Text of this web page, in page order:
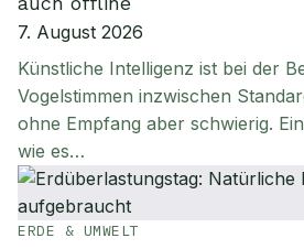
7. August 2026
Künstliche Intelligenz ist bei der
Vogelstimmen inzwischen
ohne Empfang aber schwierig.
wie es…
ERDE & UMWELT